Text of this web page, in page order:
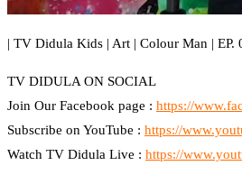
| TV Didula Kids | Art | Colour Man | EP.
TV DIDULA ON SOCIAL
Join Our Facebook page : https://
Subscribe on YouTube : https://
Watch TV Didula Live : https://